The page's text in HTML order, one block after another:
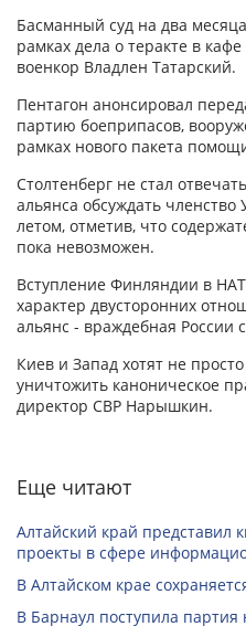
Басманный суд на два
рамках дела о теракте в
военкор Владлен Татарский.
Пентагон анонсировал
партию боеприпасов,
рамках нового пакета
Столтенберг не стал
альянса обсуждать
летом, отметив, что
пока невозможен.
Вступление Финляндии в
характер двусторонних
альянс - враждебная России
Киев и Запад хотят не
уничтожить каноническое
директор СВР Нарышкин.
Еще читают
Алтайский край представил
проекты в сфере
В Алтайском крае
В Барнаул поступила партия